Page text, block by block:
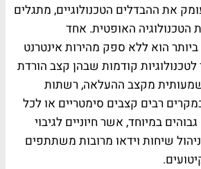
את ההבדלים הטכנולוגיים, מתגלים
הטכנולוגיה האופטית. אחד
הוא ללא ספק מהירות אינטרנט
קודמות שבהן קצב הורדת
מקצב ההעלאה, רשתות
רבים קצבים סימטריים או לכל
במיוחד, אשר חיוניים לגיבוי
שיחות וידאו מרובות משתתפים